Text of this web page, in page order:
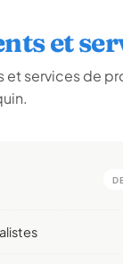
et
et services de